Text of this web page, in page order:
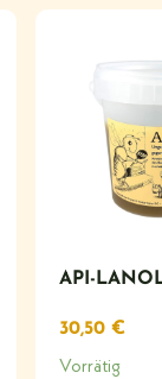
API-
30,50 €
Vorrätig